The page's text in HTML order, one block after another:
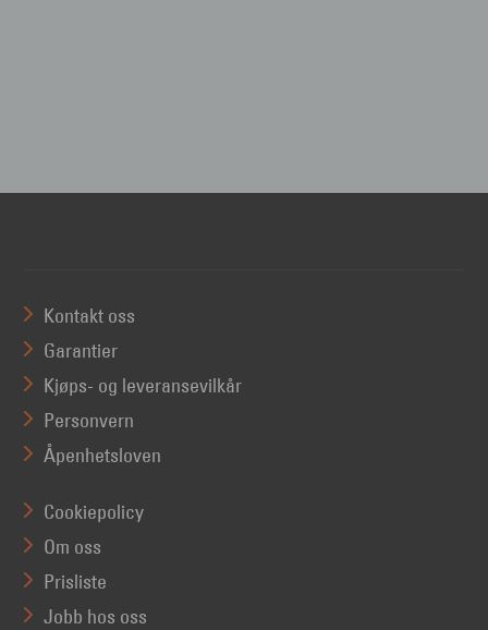
Kontakt oss
Garantier
Kjøps- og leveransevilkår
Personvern
Åpenhetsloven
Cookiepolicy
Om oss
Prisliste
Jobb hos oss